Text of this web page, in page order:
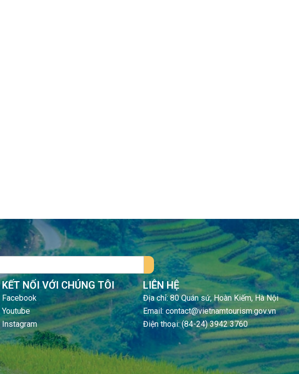
KẾT NỐI VỚI CHÚNG TÔI
Facebook
Youtube
Instagram
LIÊN HỆ
Địa chỉ: 80 Quán sứ, Hoàn Kiếm, Hà Nội
Email: contact@vietnamtourism.gov.vn
Điện thoại: (84-24) 3942 3760